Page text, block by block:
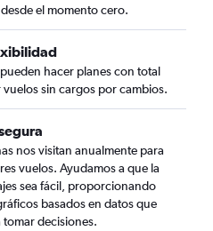
el momento cero.
hacer planes con total
sin cargos por cambios.
nos visitan anualmente para
vuelos. Ayudamos a que la
sea fácil, proporcionando
basados en datos que
decisiones.